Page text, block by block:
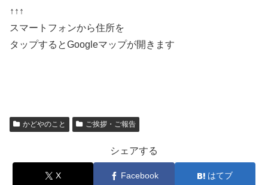
↑↑↑
スマートフォンから住所を
タップするとGoogleマップが開きます
かどやのこと ご挨拶・ご報告
シェアする
X Facebook はてブ